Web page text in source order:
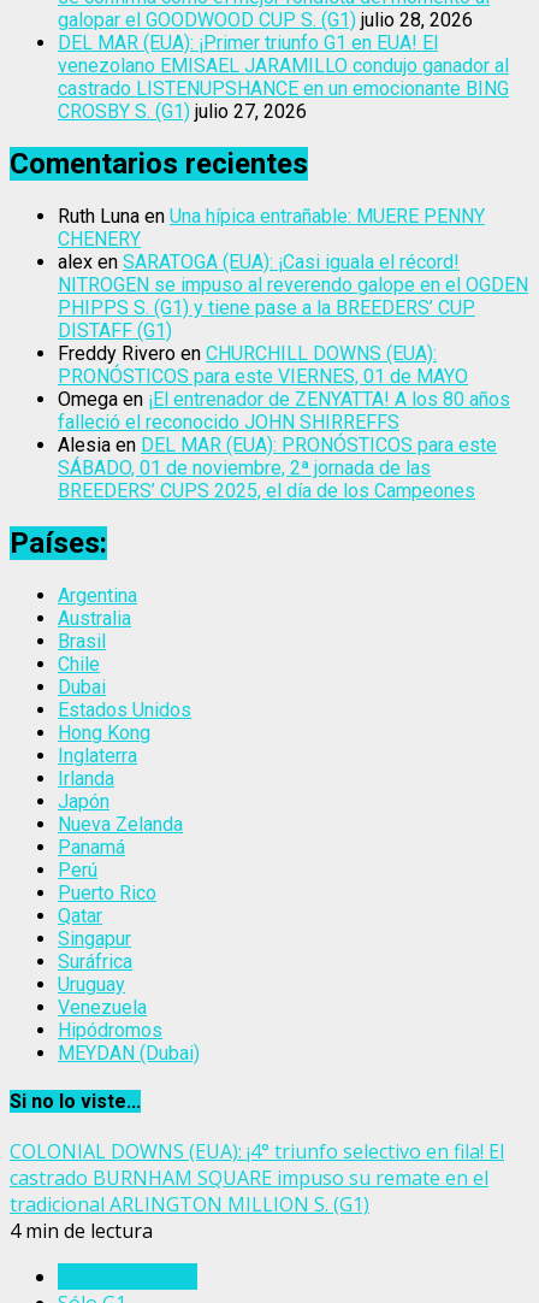
galopar el GOODWOOD CUP S. (G1) julio 28, 2026
DEL MAR (EUA): ¡Primer triunfo G1 en EUA! El
venezolano EMISAEL JARAMILLO condujo ganador al
castrado LISTENUPSHANCE en un emocionante BING
CROSBY S. (G1) julio 27, 2026
Comentarios recientes
Ruth Luna en Una hípica entrañable: MUERE PENNY
CHENERY
alex en SARATOGA (EUA): ¡Casi iguala el récord!
NITROGEN se impuso al reverendo galope en el OGDEN
PHIPPS S. (G1) y tiene pase a la BREEDERS’ CUP
DISTAFF (G1)
Freddy Rivero en CHURCHILL DOWNS (EUA):
PRONÓSTICOS para este VIERNES, 01 de MAYO
Omega en ¡El entrenador de ZENYATTA! A los 80 años
falleció el reconocido JOHN SHIRREFFS
Alesia en DEL MAR (EUA): PRONÓSTICOS para este
SÁBADO, 01 de noviembre, 2ª jornada de las
BREEDERS’ CUPS 2025, el día de los Campeones
Países:
Argentina
Australia
Brasil
Chile
Dubai
Estados Unidos
Hong Kong
Inglaterra
Irlanda
Japón
Nueva Zelanda
Panamá
Perú
Puerto Rico
Qatar
Singapur
Suráfrica
Uruguay
Venezuela
Hipódromos
MEYDAN (Dubai)
Si no lo viste...
COLONIAL DOWNS (EUA): ¡4° triunfo selectivo en fila! El
castrado BURNHAM SQUARE impuso su remate en el
tradicional ARLINGTON MILLION S. (G1)
4 min de lectura